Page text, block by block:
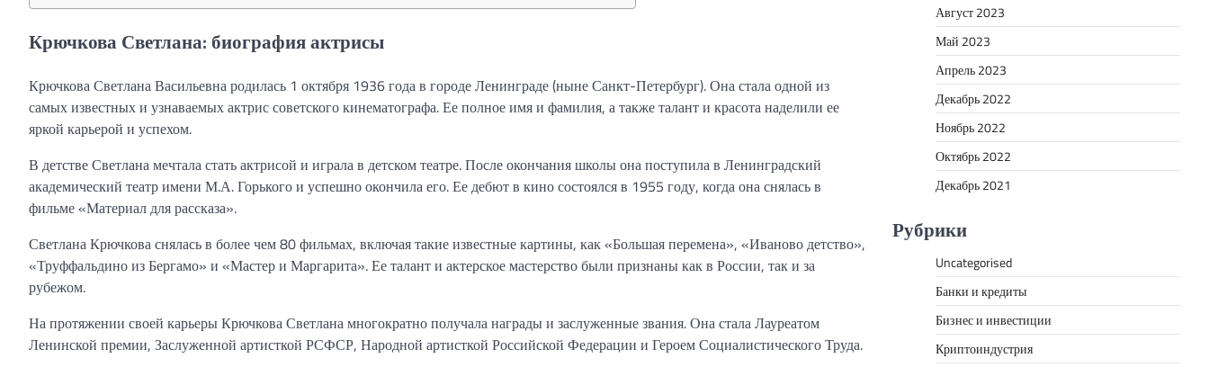
Крючкова Светлана: биография актрисы
Крючкова Светлана Васильевна родилась 1 октября 1936 года в городе Ленинграде (ныне Санкт-Петербург). Она стала одной из
самых известных и узнаваемых актрис советского кинематографа. Ее полное имя и фамилия, а также талант и красота наделили ее
яркой карьерой и успехом.
В детстве Светлана мечтала стать актрисой и играла в детском театре. После окончания школы она поступила в Ленинградский
академический театр имени М.А. Горького и успешно окончила его. Ее дебют в кино состоялся в 1955 году, когда она снялась в
фильме «Материал для рассказа».
Светлана Крючкова снялась в более чем 80 фильмах, включая такие известные картины, как «Большая перемена», «Иваново детство»,
«Труффальдино из Бергамо» и «Мастер и Маргарита». Ее талант и актерское мастерство были признаны как в России, так и за
рубежом.
На протяжении своей карьеры Крючкова Светлана многократно получала награды и заслуженные звания. Она стала Лауреатом
Ленинской премии, Заслуженной артисткой РСФСР, Народной артисткой Российской Федерации и Героем Социалистического Труда.
Август 2023
Май 2023
Апрель 2023
Декабрь 2022
Ноябрь 2022
Октябрь 2022
Декабрь 2021
Рубрики
Uncategorised
Банки и кредиты
Бизнес и инвестиции
Криптоиндустрия